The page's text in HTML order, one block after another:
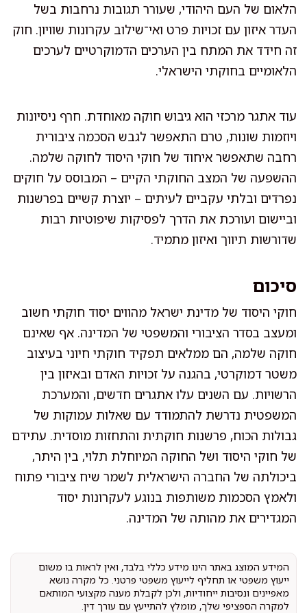
הלאום של העם היהודי, שעורר תגובות נרחבות בשל
העדר איזון עם זכויות פרט ואי־שילוב עקרונות שוויון. חוק
זה חידד את המתח בין הערכים הדמוקרטיים לערכים
הלאומיים בחוקתי הישראלי.
עוד אתגר מרכזי הוא גיבוש חוקה מאוחדת. חרף ניסיונות
ויוזמות שונות, טרם התאפשר לגבש הסכמה ציבורית
רחבה שתאפשר איחוד של חוקי היסוד לחוקה שלמה.
ההשפעה של המצב החוקתי הקיים – המבוסס על חוקים
נפרדים ובלתי עקביים לעיתים – יוצרת קשיים בפרשנות
וביישום ועורכת את הדרך לפסיקות שיפוטיות רבות
שדורשות תיווך ואיזון מתמיד.
סיכום
חוקי היסוד של מדינת ישראל מהווים יסוד חוקתי חשוב
ומעצב בסדר הציבורי והמשפטי של המדינה. אף שאינם
חוקה שלמה, הם ממלאים תפקיד חוקתי חיוני בעיצוב
משטר דמוקרטי, בהגנה על זכויות האדם ובאיזון בין
הרשויות. עם השנים עלו אתגרים חדשים, והמערכת
המשפטית נדרשת להתמודד עם שאלות עמוקות של
גבולות הכוח, פרשנות חוקתית והתחזות מוסדית. עתידם
של חוקי היסוד ושל החוקה המיוחלת תלוי, בין היתר,
ביכולתה של החברה הישראלית לשמר שיח ציבורי פתוח
ולאמץ הסכמות משותפות בנוגע לעקרונות יסוד
המגדירים את מהותה של המדינה.
המידע המוצג באתר הינו מידע כללי בלבד, ואין לראות בו משום
ייעוץ משפטי או תחליף לייעוץ משפטי פרטני. כל מקרה נושא
מאפיינים ונסיבות ייחודיות, ולכן לקבלת מענה מקצועי המותאם
למקרה הספציפי שלך, מומלץ להתייעץ עם עורך דין.